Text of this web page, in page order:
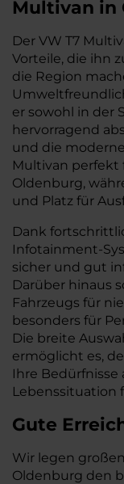
Multivan in
Der VW T7
Vorteile, die ihn
die Region
er sowohl in der
hervorragend
und die
Multivan perfekt
Oldenburg,
und Platz für
Dank
Infotainment-
sicher und gut
Darüber hinaus
Fahrzeugs für
besonders für
Die breite
ermöglicht es,
Ihre Bedürfnisse
Lebenssituation
Gute
Wir legen
Oldenburg den